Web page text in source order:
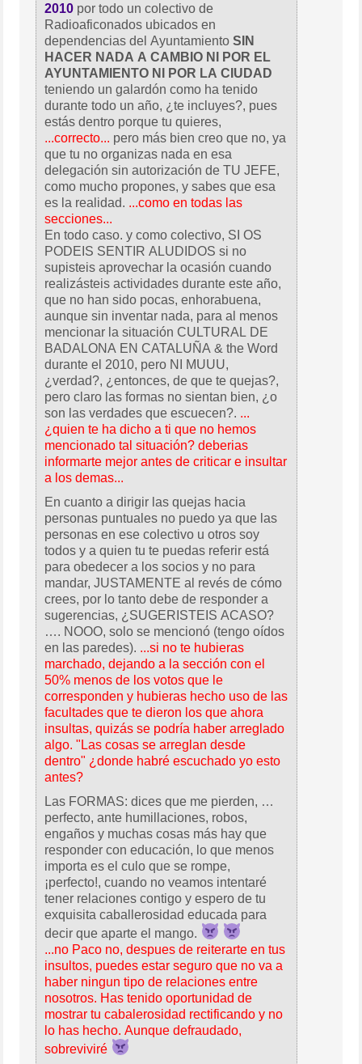
2010 por todo un colectivo de
Radioaficonados ubicados en
dependencias del AyuntamientoSIN
HACER NADA A CAMBIO NI POR EL
AYUNTAMIENTO NI POR LA CIUDAD
teniendo un galardón como ha tenido
durante todo un año, ¿te incluyes?, pues
estás dentro porque tu quieres,
...correcto... pero más bien creo que no, ya
que tu no organizas nada en esa
delegación sin autorización de TU JEFE,
como mucho propones, y sabes que esa
es la realidad. ...como en todas las
secciones...
En todo caso. y como colectivo, SI OS
PODEIS SENTIR ALUDIDOS si no
supisteis aprovechar la ocasión cuando
realizásteis actividades durante este año,
que no han sido pocas, enhorabuena,
aunque sin inventar nada, para al menos
mencionar la situación CULTURAL DE
BADALONA EN CATALUÑA & the Word
durante el 2010, pero NI MUUU,
¿verdad?, ¿entonces, de que te quejas?,
pero claro las formas no sientan bien, ¿o
son las verdades que escuecen?. ...
¿quien te ha dicho a ti que no hemos
mencionado tal situación? deberias
informarte mejor antes de criticar e insultar
a los demas...
En cuanto a dirigir las quejas hacia
personas puntuales no puedo ya que las
personas en ese colectivo u otros soy
todos y a quien tu te puedas referir está
para obedecer a los socios y no para
mandar, JUSTAMENTE al revés de cómo
crees, por lo tanto debe de responder a
sugerencias, ¿SUGERISTEIS ACASO?
…. NOOO, solo se mencionó (tengo oídos
en las paredes). ...si no te hubieras
marchado, dejando a la sección con el
50% menos de los votos que le
corresponden y hubieras hecho uso de las
facultades que te dieron los que ahora
insultas, quizás se podría haber arreglado
algo. "Las cosas se arreglan desde
dentro" ¿donde habré escuchado yo esto
antes?
Las FORMAS: dices que me pierden, …
perfecto, ante humillaciones, robos,
engaños y muchas cosas más hay que
responder con educación, lo que menos
importa es el culo que se rompe,
¡perfecto!, cuando no veamos intentaré
tener relaciones contigo y espero de tu
exquisita caballerosidad educada para
decir que aparte el mango.
...no Paco no, despues de reiterarte en tus
insultos, puedes estar seguro que no va a
haber ningun tipo de relaciones entre
nosotros. Has tenido oportunidad de
mostrar tu cabalerosidad rectificando y no
lo has hecho. Aunque defraudado,
sobreviviré